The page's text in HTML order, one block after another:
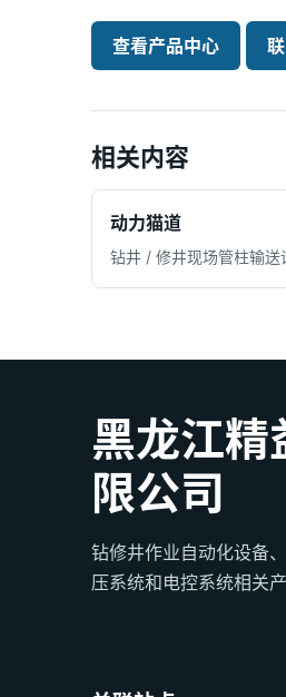
查看产品中心
相关内容
动力猫道
钻井 / 修井现场管柱输送
黑龙江精
限公司
钻修井作业自动化设备
压系统和电控系统相关产